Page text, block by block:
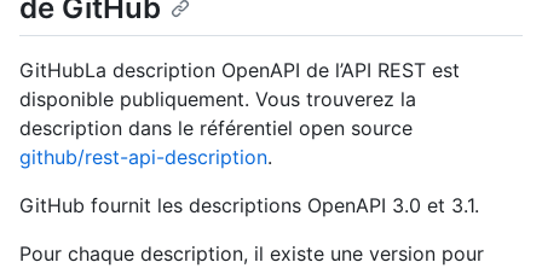
de GitHub
GitHubLa description OpenAPI de l’API REST est
disponible publiquement. Vous trouverez la
description dans le référentiel open source
github/rest-api-description.
GitHub fournit les descriptions OpenAPI 3.0 et 3.1.
Pour chaque description, il existe une version pour